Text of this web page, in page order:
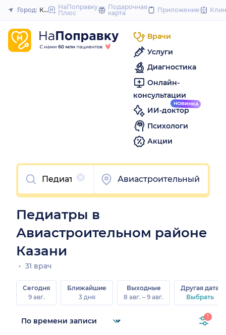
to
Закрыть
Город: КазаньНаПоправку
Плюс
Подарочная
карта
Приложение
Врачи
Услуги
Диагностика
Онлайн-
консультации
ИИ-доктор
Психологи
Акции
Очистить
Авиастроительный
Педиатры в
Авиастроительном районе
Казани
31 врач
Сегодня
9 авг.
Ближайшие
3 дня
Выходные
8 авг. – 9 авг.
Другая дата
Выбрать
1